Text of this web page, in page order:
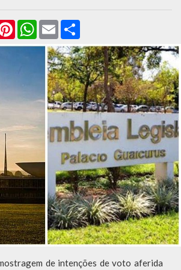
PinterestWhatsApp
Email
de intenções de voto aferida